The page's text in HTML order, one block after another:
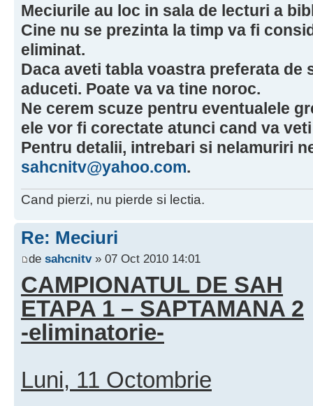
Meciurile au loc in sala de lecturi a
Cine nu se prezinta la timp va fi
eliminat.
Daca aveti tabla voastra preferata de
aduceti. Poate va va tine noroc.
Ne cerem scuze pentru eventualele
ele vor fi corectate atunci cand va
Pentru detalii, intrebari si nelamuriri
sahcnitv@yahoo.com.
Cand pierzi, nu pierde si lectia.
Re: Meciuri
de sahcnitv» 07 Oct 2010 14:01
CAMPIONATUL DE SAH
ETAPA 1 – SAPTAMANA 2
-eliminatorie-
Luni, 11 Octombrie